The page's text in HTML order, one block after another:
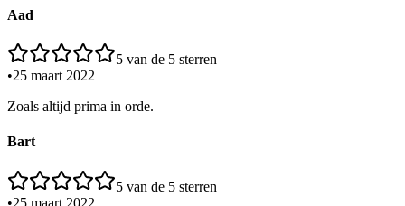
Aad
5 van de 5 sterren
•25 maart 2022
Zoals altijd prima in orde.
Bart
5 van de 5 sterren
•25 maart 2022